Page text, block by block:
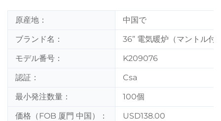
原産地： 中国で
ブランド名： 36” 電気暖炉（マントル付
モデル番号： K209076
認証： Csa
最小発注数量： 100個
価格（FOB 厦門 中国）： USD138.00